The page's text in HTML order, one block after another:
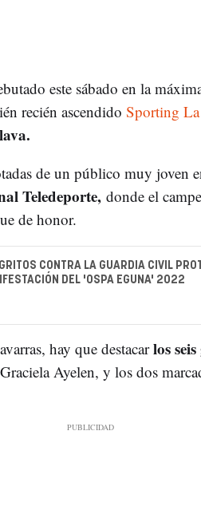
este sábado en la
recién ascendido Sporting
de un público muy joven
Teledeporte,donde el
de honor.
CONTRA LA GUARDIA CIVIL
DEL 'OSPA EGUNA' 2022
hay que destacarlos
Ayelen, y los dos